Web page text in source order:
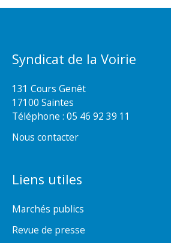
Syndicat de la Voirie
131 Cours Genêt
17100 Saintes
Téléphone : 05 46 92 39 11
Nous contacter
Liens utiles
Marchés publics
Revue de presse